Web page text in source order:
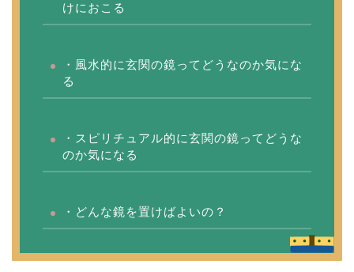
けにおこる
・風水的に玄関の鏡ってどうなのか気にな
る
・スピリチュアル的に玄関の鏡ってどうな
のか気になる
・どんな鏡を置けばよいの？